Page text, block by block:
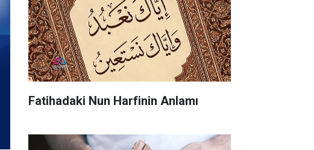
Fatihadaki Nun Harfinin Anlamı